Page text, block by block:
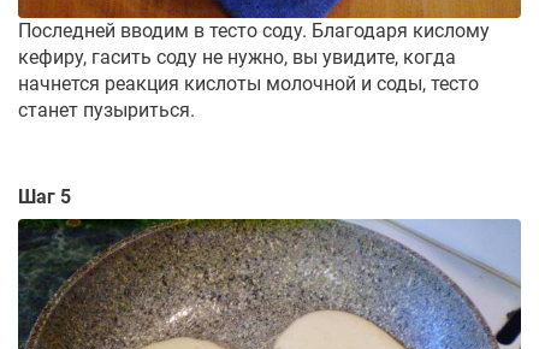
Последней вводим в тесто соду. Благодаря кислому
кефиру, гасить соду не нужно, вы увидите, когда
начнется реакция кислоты молочной и соды, тесто
станет пузыриться.
Шаг 5